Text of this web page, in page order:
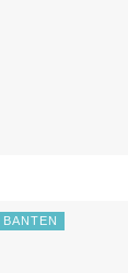
BANTEN